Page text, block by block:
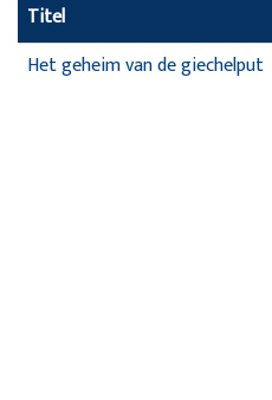
Titel
Het geheim van de giechelput